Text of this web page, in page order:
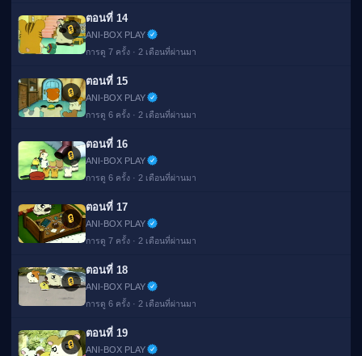
🔒
ตอนที่ 14
ANI-BOX PLAY
การดู 7 ครั้ง · 2 เดือนที่ผ่านมา
🔒
ตอนที่ 15
ANI-BOX PLAY
การดู 6 ครั้ง · 2 เดือนที่ผ่านมา
🔒
ตอนที่ 16
ANI-BOX PLAY
การดู 6 ครั้ง · 2 เดือนที่ผ่านมา
🔒
ตอนที่ 17
ANI-BOX PLAY
การดู 7 ครั้ง · 2 เดือนที่ผ่านมา
🔒
ตอนที่ 18
ANI-BOX PLAY
การดู 6 ครั้ง · 2 เดือนที่ผ่านมา
🔒
ตอนที่ 19
ANI-BOX PLAY